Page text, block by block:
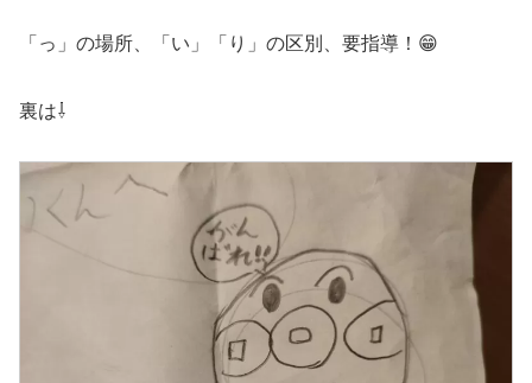
「っ」の場所、「い」「り」の区別、要指導！😁
裏は⇩